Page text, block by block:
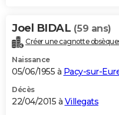
Joel BIDAL (59 ans)
Créer une cagnotte
Naissance
05/06/1955 à Pacy-sur-
Décès
22/04/2015 à Villegats